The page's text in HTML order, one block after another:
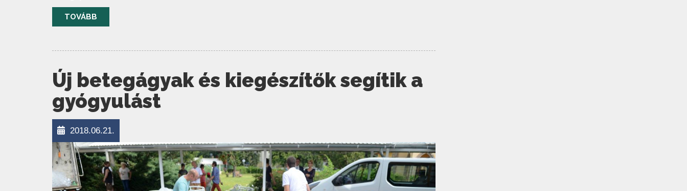
TOVÁBB
Új betegágyak és kiegészítők segítik a
gyógyulást
2018.06.21.